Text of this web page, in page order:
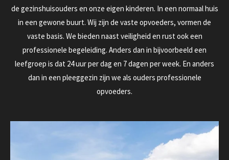
de gezinshuisouders en onze eigen kinderen. In een normaal huis
in een gewone buurt. Wij zijn de vaste opvoeders, vormen de
vaste basis. We bieden naast veiligheid en rust ook een
professionele begeleiding. Anders dan in bijvoorbeeld een
leefgroep is dat 24 uur per dag en 7 dagen per week. En anders
dan in een pleeggezin zijn we als ouders professionele
opvoeders.